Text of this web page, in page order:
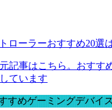
ローラーおすすめ20選
記事はこちら。おすす
ています
すめゲーミングデバイ